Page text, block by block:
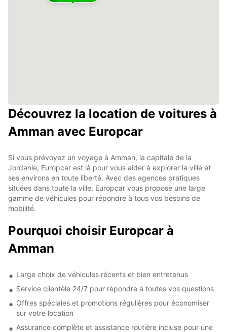
Découvrez la location de voitures à
Amman avec Europcar
Si vous prévoyez un voyage à Amman, la capitale de la
Jordanie, Europcar est là pour vous aider à explorer la ville et
ses environs en toute liberté. Avec des agences pratiques
situées dans toute la ville, Europcar vous propose une large
gamme de véhicules pour répondre à tous vos besoins de
mobilité.
Pourquoi choisir Europcar à
Amman
Large choix de véhicules récents et bien entretenus
Service clientèle 24/7 pour répondre à toutes vos questions
Offres spéciales et promotions régulières pour économiser
sur votre location
Assurance complète et assistance routière incluse pour une